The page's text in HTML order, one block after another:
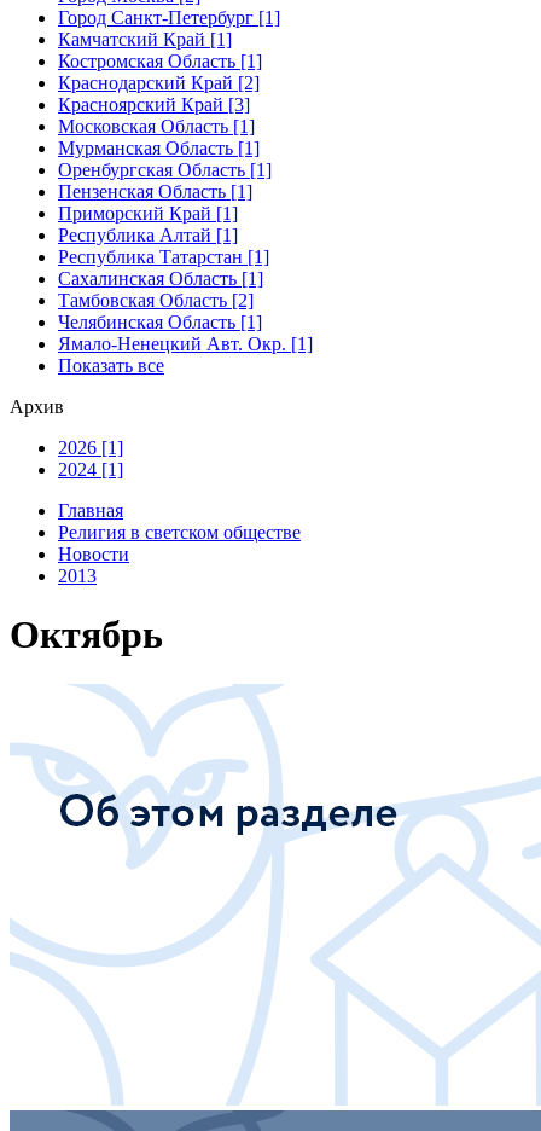
Город Санкт-Петербург [1]
Камчатский Край [1]
Костромская Область [1]
Краснодарский Край [2]
Красноярский Край [3]
Московская Область [1]
Мурманская Область [1]
Оренбургская Область [1]
Пензенская Область [1]
Приморский Край [1]
Республика Алтай [1]
Республика Татарстан [1]
Сахалинская Область [1]
Тамбовская Область [2]
Челябинская Область [1]
Ямало-Ненецкий Авт. Окр. [1]
Показать все
Архив
2026 [1]
2024 [1]
Главная
Религия в светском обществе
Новости
2013
Октябрь